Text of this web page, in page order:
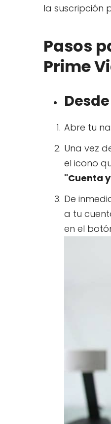
la suscripción
Pasos
Prime
Abre tu
Una vez
el icono
"Cuenta
De
a tu
en el